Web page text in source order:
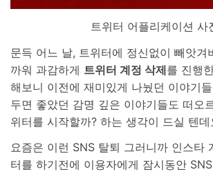
트위터 어플리케이션 사
문득 어느 날, 트위터에 정신없이 빼앗겨
까워 과감하게 트위터 계정 삭제를 진행
해보니 이전에 재미있게 나눴던 이야기
두면 좋았던 감명 깊은 이야기들도 떠오
위터를 시작할까? 하는 생각이 드실 텐데
요즘은 이런 SNS 탈퇴 그러니까 인스타
터를 하기전에 이용자에게 잠시동안